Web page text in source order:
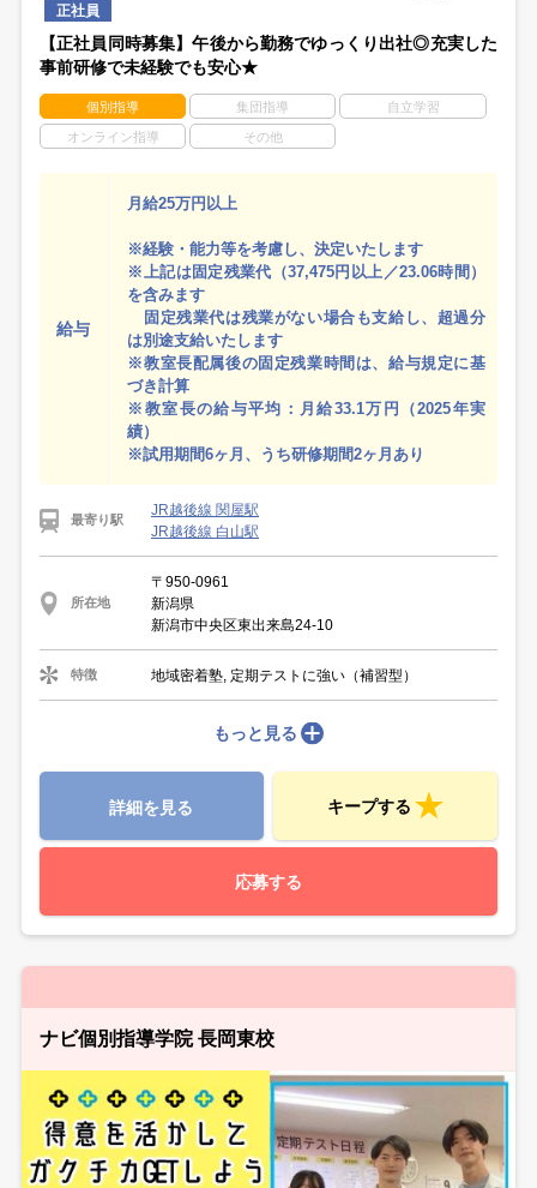
正社員
【正社員同時募集】午後から勤務でゆっくり出社◎充実した
事前研修で未経験でも安心★
個別指導 集団指導 自立学習
オンライン指導 その他
給与
月給25万円以上
※経験・能力等を考慮し、決定いたします
※上記は固定残業代（37,475円以上／23.06時間）
を含みます
固定残業代は残業がない場合も支給し、超過分
は別途支給いたします
※教室長配属後の固定残業時間は、給与規定に基
づき計算
※教室長の給与平均：月給33.1万円（2025年実
績）
※試用期間6ヶ月、うち研修期間2ヶ月あり
最寄り駅
JR越後線 関屋駅
JR越後線 白山駅
所在地
〒950-0961
新潟県
新潟市中央区東出来島24‐10
特徴 地域密着塾, 定期テストに強い（補習型）
もっと見る
詳細を見る キープする
応募する
ナビ個別指導学院 長岡東校